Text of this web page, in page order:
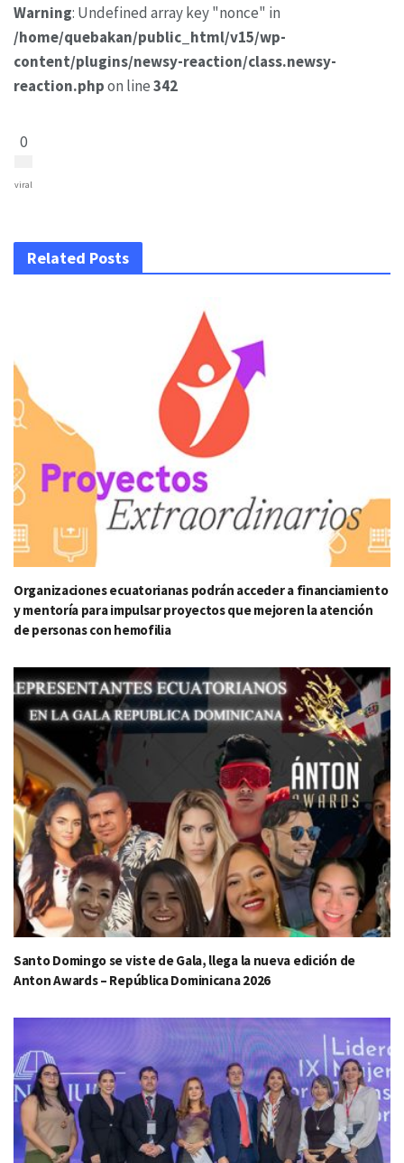
Warning: Undefined array key "nonce" in
/home/quebakan/public_html/v15/wp-
content/plugins/newsy-reaction/class.newsy-
reaction.phpon line342
0
viral
Related Posts
Organizaciones ecuatorianas podrán acceder a financiamiento
y mentoría para impulsar proyectos que mejoren la atención
de personas con hemofilia
Santo Domingo se viste de Gala, llega la nueva edición de
Anton Awards – República Dominicana 2026